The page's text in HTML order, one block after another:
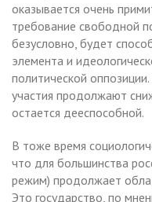
оказывается очень
требование свободной
безусловно, будет
элемента и
политической
участия продолжают
остается дееспособной.
В тоже время
что для большинства
режим) продолжает
Это государство, по